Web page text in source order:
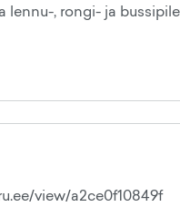
lennu-, rongi- ja
view/a2ce0f10849f